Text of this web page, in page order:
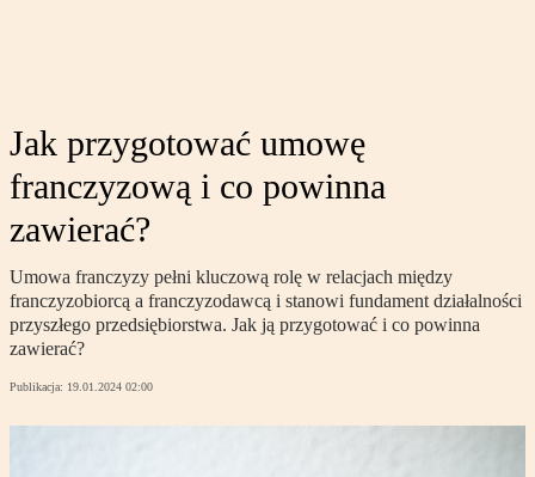
Jak przygotować umowę
franczyzową i co powinna
zawierać?
Umowa franczyzy pełni kluczową rolę w relacjach między
franczyzobiorcą a franczyzodawcą i stanowi fundament działalności
przyszłego przedsiębiorstwa. Jak ją przygotować i co powinna
zawierać?
Publikacja: 19.01.2024 02:00